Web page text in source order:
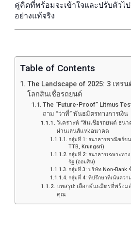
คู่คิดที่พร้อมจะเข้าใจและปรับตัว
อย่างแท้จริง
Table of Contents
The Landscape of 2025: 3 เทร
โลกสินเชื่อรถยนต์
The “Future-Proof” Litmus
ถาม “ว่าที่” พันธมิตรทางการเงิน
วิเคราะห์ “สินเชื่อรถยนต์ ธน
ผ่านเลนส์แห่งอนาคต
กลุ่มที่ 1: ธนาคารพาณิชย์ข
TTB, Krungsri)
กลุ่มที่ 2: ธนาคารเฉพาะทา
รัฐ (ออมสิน)
กลุ่มที่ 3: บริษัท Non-Bank
กลุ่มที่ 4: ที่ปรึกษาที่เน้นควา
บทสรุป: เลือกพันธมิตรที่พร้อม
คุณ